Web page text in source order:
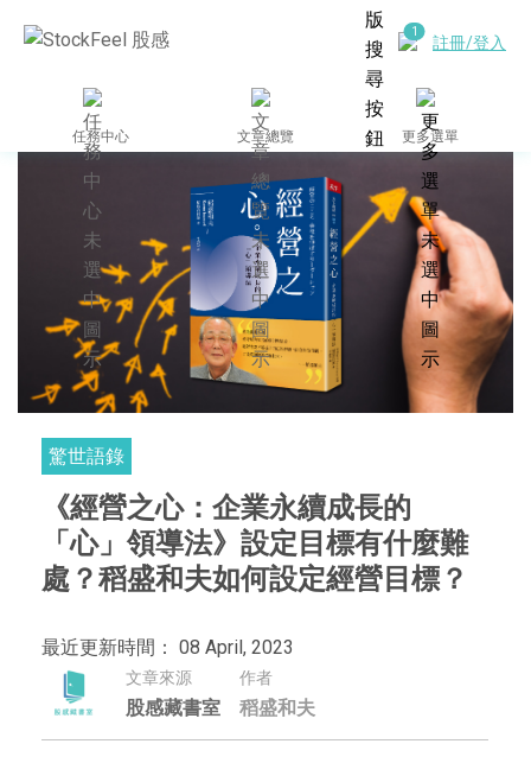
註冊/登入
任務中心 文章總覽 更多選單
驚世語錄
《經營之心：企業永續成長的
「心」領導法》設定目標有什麼難
處？稻盛和夫如何設定經營目標？
最近更新時間： 08 April, 2023
文章來源
股感藏書室
作者
稻盛和夫